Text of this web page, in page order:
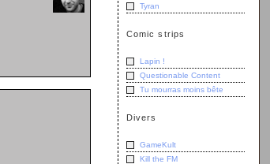
Tyran
Comic strips
Lapin !
Questionable Content
Tu mourras moins bête
Divers
GameKult
Kill the FM